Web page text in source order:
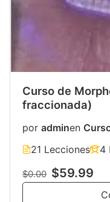
Curso de
fraccionada)
por adminen
21 Lecciones
4
$0.00 $59.99